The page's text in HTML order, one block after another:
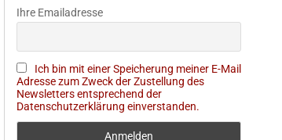
Ihre Emailadresse
Ich bin mit einer Speicherung meiner E-Mail
Adresse zum Zweck der Zustellung des
Newsletters entsprechend der
Datenschutzerklärung einverstanden.